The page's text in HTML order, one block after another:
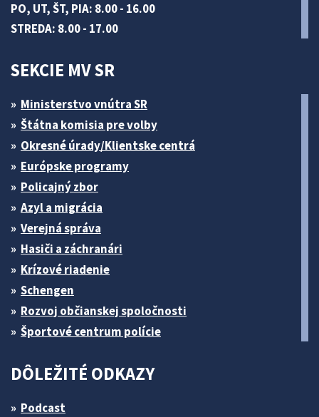
PO, UT, ŠT, PIA: 8.00 - 16.00
STREDA: 8.00 - 17.00
SEKCIE MV SR
Ministerstvo vnútra SR
Štátna komisia pre volby
Okresné úrady/Klientske centrá
Európske programy
Policajný zbor
Azyl a migrácia
Verejná správa
Hasiči a záchranári
Krízové riadenie
Schengen
Rozvoj občianskej spoločnosti
Športové centrum polície
DÔLEŽITÉ ODKAZY
Podcast